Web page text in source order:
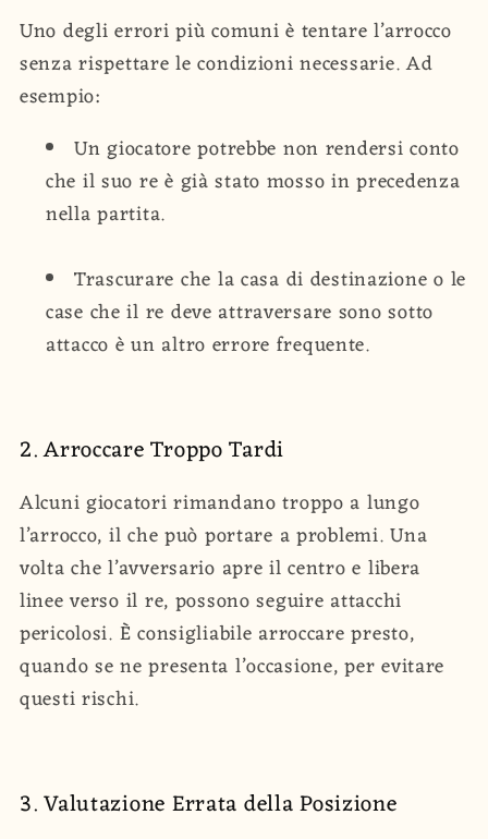
Uno degli errori più comuni è tentare l’arrocco
senza rispettare le condizioni necessarie. Ad
esempio:
Un giocatore potrebbe non rendersi conto
che il suo re è già stato mosso in precedenza
nella partita.
Trascurare che la casa di destinazione o le
case che il re deve attraversare sono sotto
attacco è un altro errore frequente.
2. Arroccare Troppo Tardi
Alcuni giocatori rimandano troppo a lungo
l’arrocco, il che può portare a problemi. Una
volta che l’avversario apre il centro e libera
linee verso il re, possono seguire attacchi
pericolosi. È consigliabile arroccare presto,
quando se ne presenta l’occasione, per evitare
questi rischi.
3. Valutazione Errata della Posizione